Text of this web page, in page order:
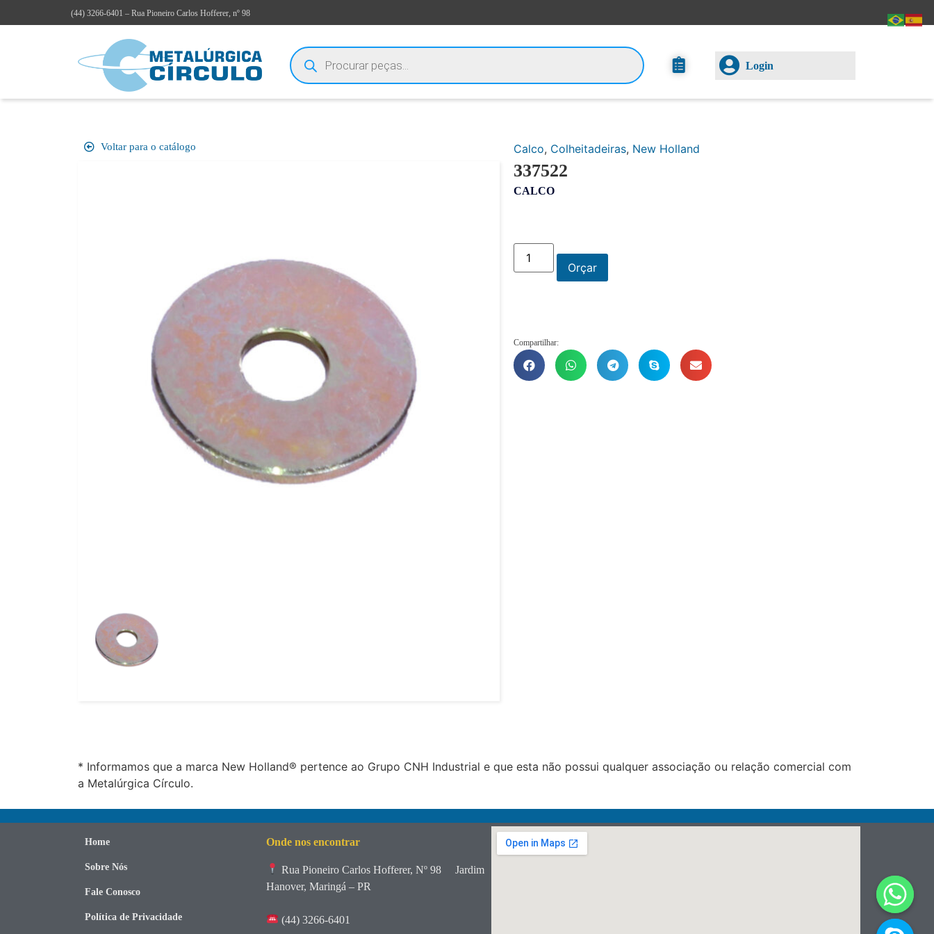
(44) 3266-6401 – Rua Pioneiro Carlos Hofferer, nº 98
Login
Voltar para o catálogo Calco, Colheitadeiras, New Holland
337522
CALCO
Orçar
Compartilhar:
* Informamos que a marca New Holland® pertence ao Grupo CNH Industrial e que esta não possui qualquer associação ou relação comercial com
a Metalúrgica Círculo.
Home
Sobre Nós
Fale Conosco
Política de Privacidade
Onde nos encontrar
Rua Pioneiro Carlos Hofferer, Nº 98
Jardim
Hanover, Maringá – PR
(44) 3266-6401